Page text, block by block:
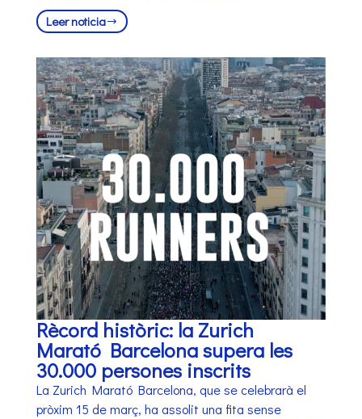
Leer noticia
Rècord històric: la Zurich
Marató Barcelona supera les
30.000 persones inscrits
La Zurich Marató Barcelona, que se celebrarà el
pròxim 15 de març, ha assolit una fita sense